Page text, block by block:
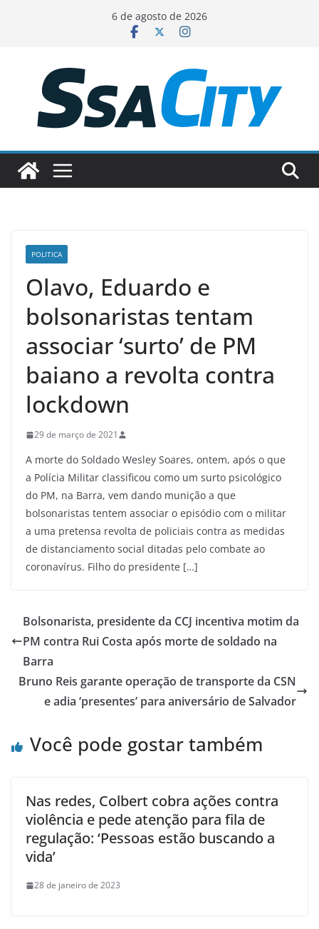
conteúdo
6 de agosto de 2026
POLITICA
Olavo, Eduardo e
bolsonaristas tentam
associar ‘surto’ de PM
baiano a revolta contra
lockdown
29 de março de 2021
A morte do Soldado Wesley Soares, ontem, após o que
a Polícia Militar classificou como um surto psicológico
do PM, na Barra, vem dando munição a que
bolsonaristas tentem associar o episódio com o militar
a uma pretensa revolta de policiais contra as medidas
de distanciamento social ditadas pelo combate ao
coronavírus. Filho do presidente […]
Bolsonarista, presidente da CCJ incentiva motim da
PM contra Rui Costa após morte de soldado na
Barra
Bruno Reis garante operação de transporte da CSN
e adia ‘presentes’ para aniversário de Salvador
Você pode gostar também
Nas redes, Colbert cobra ações contra
violência e pede atenção para fila de
regulação: ‘Pessoas estão buscando a
vida’
28 de janeiro de 2023